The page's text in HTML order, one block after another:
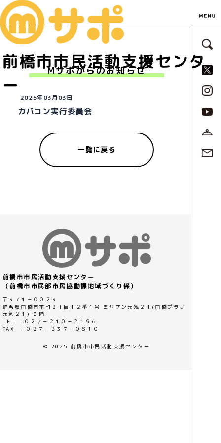
前橋市市民活動支援センタ
ー
サ
Mサポからのお知らせ
2025年03月03日
カバコン実行委員会
一覧に戻る
前橋市市民活動支援センター
（前橋市市民部市民協働課地域づくり係）
〒３７１－００２３
群馬県前橋市本町２丁目１２番１号 ミヤケン元気２１(前橋プラザ
元気２１) ３階
TEL ：０２７－２１０－２１９６
FAX ： ０２７－２３７－０８１０
© 2025 前橋市市民活動支援センター